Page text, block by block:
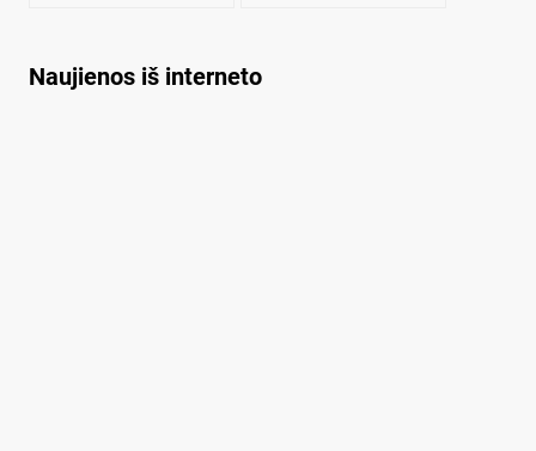
Naujienos iš interneto